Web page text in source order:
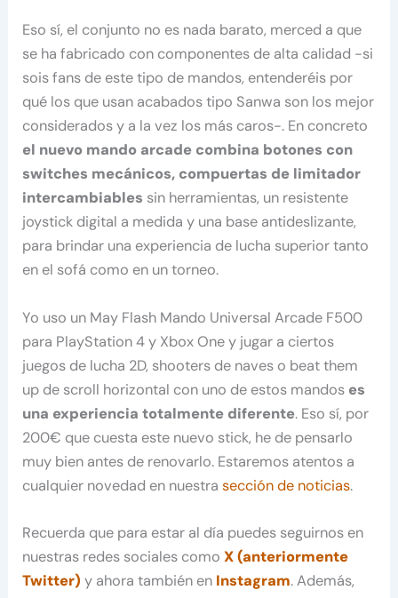
Eso sí, el conjunto no es nada barato, merced a que
se ha fabricado con componentes de alta calidad -si
sois fans de este tipo de mandos, entenderéis por
qué los que usan acabados tipo Sanwa son los mejor
considerados y a la vez los más caros-. En concreto
el nuevo mando arcade combina botones con
switches mecánicos, compuertas de limitador
intercambiables sin herramientas, un resistente
joystick digital a medida y una base antideslizante,
para brindar una experiencia de lucha superior tanto
en el sofá como en un torneo.
Yo uso un May Flash Mando Universal Arcade F500
para PlayStation 4 y Xbox One y jugar a ciertos
juegos de lucha 2D, shooters de naves o beat them
up de scroll horizontal con uno de estos mandos es
una experiencia totalmente diferente. Eso sí, por
200€ que cuesta este nuevo stick, he de pensarlo
muy bien antes de renovarlo. Estaremos atentos a
cualquier novedad en nuestrasección de noticias.
Recuerda que para estar al día puedes seguirnos en
nuestras redes sociales comoX (anteriormente
Twitter) y ahora también en Instagram. Además,